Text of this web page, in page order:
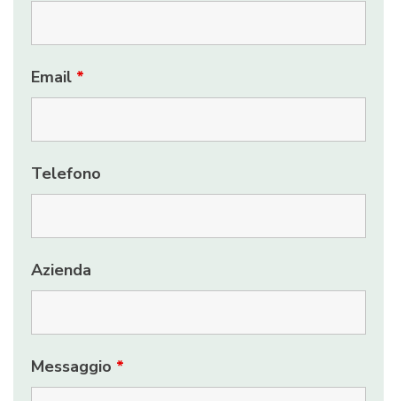
Email *
Telefono
Azienda
Messaggio *